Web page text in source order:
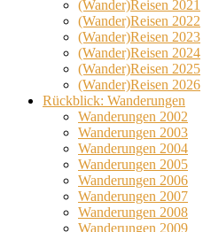
(Wander)Reisen 2021
(Wander)Reisen 2022
(Wander)Reisen 2023
(Wander)Reisen 2024
(Wander)Reisen 2025
(Wander)Reisen 2026
Rückblick: Wanderungen
Wanderungen 2002
Wanderungen 2003
Wanderungen 2004
Wanderungen 2005
Wanderungen 2006
Wanderungen 2007
Wanderungen 2008
Wanderungen 2009